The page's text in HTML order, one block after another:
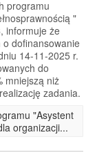
programu
"
informuje że
o dofinansowanie
14-11-2025 r.
do
mniejszą niż
zadania.
"Asystent
organizacji...